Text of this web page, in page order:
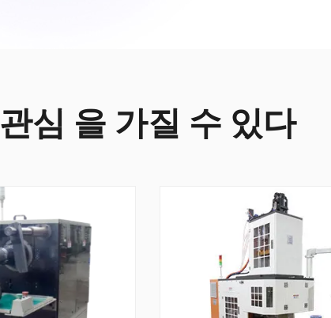
관심 을 가질 수 있다